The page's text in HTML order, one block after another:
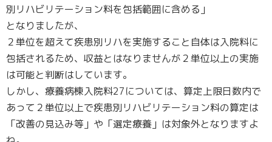
別リハビリテーション料を包括範囲に含める」
となりましたが、
２単位を超えて疾患別リハを実施すること自体は入院料に
包括されるため、収益とはなりませんが２単位以上の実施
は可能と判断はしています。
しかし、療養病棟入院料27については、算定上限日数内で
あって２単位以上で疾患別リハビリテーション料の算定は
「改善の見込み等」や「選定療養」は対象外となりますよ